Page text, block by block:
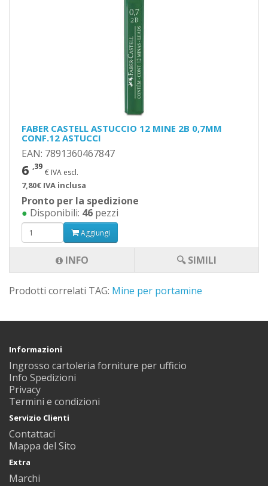
FABER CASTELL ASTUCCIO 12 MINE 2B 0,7MM
CONF.12 ASTUCCI
EAN: 7891360467847
6 ,39
€ IVA escl.
7,80€ IVA inclusa
Pronto per la spedizione
● Disponibili: 46 pezzi
Aggiungi
INFO 🔍 SIMILI
Prodotti correlati TAG: Mine per portamine
Informazioni
Ingrosso cartoleria forniture per ufficio
Info Spedizioni
Privacy
Termini e condizioni
Servizio Clienti
Contattaci
Mappa del Sito
Extra
Marchi